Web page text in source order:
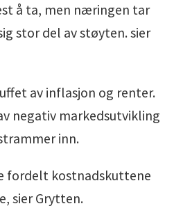
å ta, men næringen tar
stor del av støyten. sier
av inflasjon og renter.
negativ markedsutvikling
inn.
fordelt kostnadskuttene
sier Grytten.